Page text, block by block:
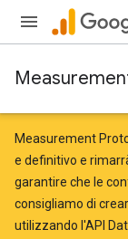
Measurement
e definitivo e
garantire che le
consigliamo di
utilizzando l'API